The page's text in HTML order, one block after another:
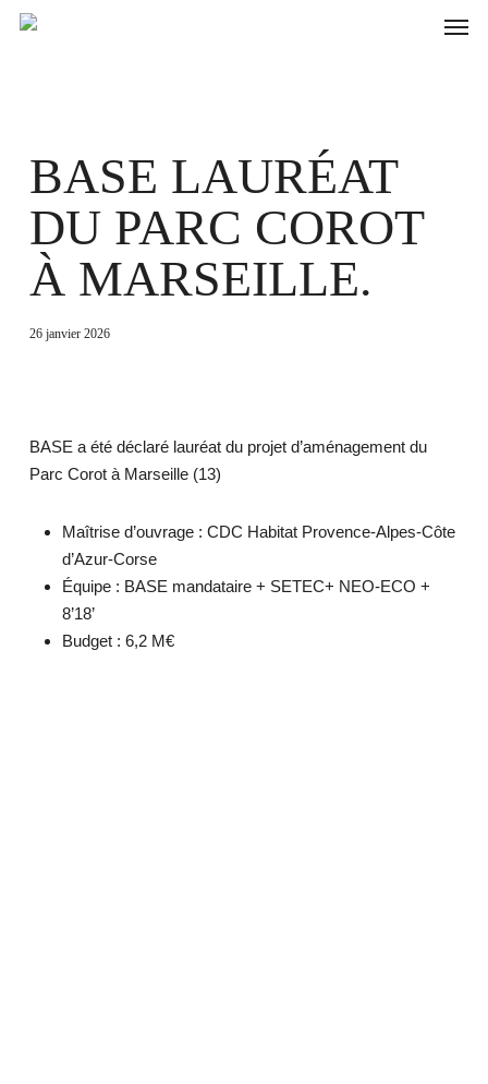
Skip
BASE LAURÉAT
DU PARC COROT
À MARSEILLE.
26 janvier 2026
BASE a été déclaré lauréat du projet d’aménagement du
Parc Corot à Marseille (13)
Maîtrise d’ouvrage : CDC Habitat Provence-Alpes-Côte
d’Azur-Corse
Équipe : BASE mandataire + SETEC+ NEO-ECO +
8’18’
Budget : 6,2 M€